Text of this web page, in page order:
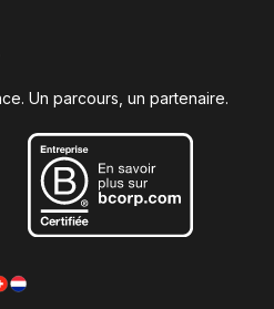
Un parcours, un partenaire.